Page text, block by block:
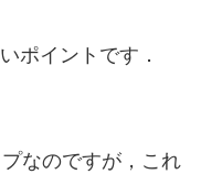
ポイントです．
なのですが，これ